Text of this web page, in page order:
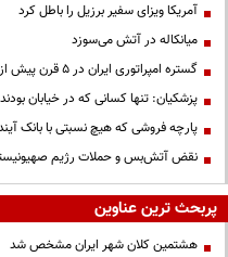
آمریکا ویزای سفیر برزیل را باطل کرد
میانکاله در آتش می‌سوزد
گستره امپراتوری ایران در ۵ قرن پیش از میلاد؛ تصویری از ایران ۲۵ قرن پیش
پزشکیان: تنها کسانی که در خیابان
پارچه فروشی که هیچ نسبتی با بانک
نقض آتش‌بس و حملات رژیم
پربحث ترین عناوین
هشتمین کلان شهر ایران مشخص شد